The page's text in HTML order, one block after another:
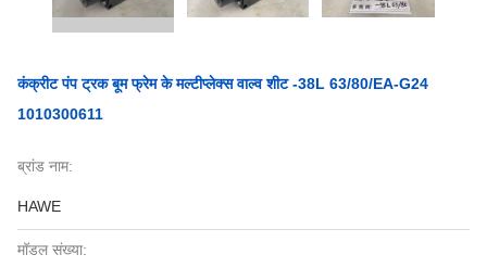
कंक्रीट पंप ट्रक बूम फ्रेम के मल्टीप्लेक्स वाल्व शीट -38L 63/80/EA-G24
1010300611
ब्रांड नाम:
HAWE
मॉडल संख्या: